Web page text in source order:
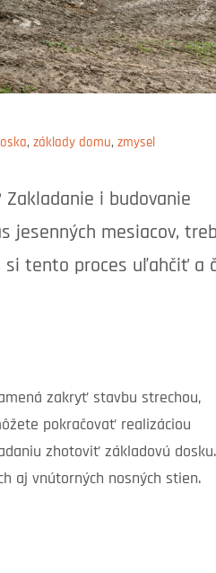
, základy domu, zmysel
i budovanie
jesenných mesiacov,
si tento proces uľahčiť a
zakryť stavbu strechou,
pokračovať realizáciou
zhotoviť základovú dosku.
aj vnútorných nosných stien.